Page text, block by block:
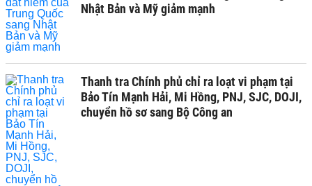
Nhật Bản và Mỹ giảm mạnh
Thanh tra Chính phủ chỉ ra loạt vi phạm tại
Bảo Tín Mạnh Hải, Mi Hồng, PNJ, SJC, DOJI,
chuyển hồ sơ sang Bộ Công an